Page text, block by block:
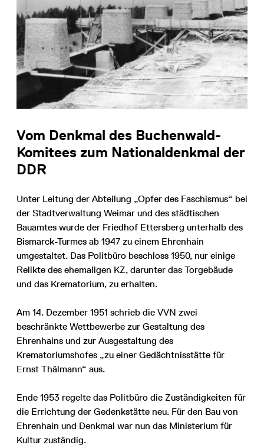
Vom Denkmal des Buchenwald-
Komitees zum Nationaldenkmal der
DDR
Unter Leitung der Abteilung „Opfer des Faschismus“ bei
der Stadtverwaltung Weimar und des städtischen
Bauamtes wurde der Friedhof Ettersberg unterhalb des
Bismarck-Turmes ab 1947 zu einem Ehrenhain
umgestaltet. Das Politbüro beschloss 1950, nur einige
Relikte des ehemaligen KZ, darunter das Torgebäude
und das Krematorium, zu erhalten.
Am 14. Dezember 1951 schrieb die VVN zwei
beschränkte Wettbewerbe zur Gestaltung des
Ehrenhains und zur Ausgestaltung des
Krematoriumshofes „zu einer Gedächtnisstätte für
Ernst Thälmann“ aus.
Ende 1953 regelte das Politbüro die Zuständigkeiten für
die Errichtung der Gedenkstätte neu. Für den Bau von
Ehrenhain und Denkmal war nun das Ministerium für
Kultur zuständig.